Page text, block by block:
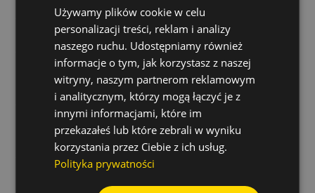
Moc silnika 1100 W
bezpieczeństwa
IP 54
Tarcza
diamentowa
250 x 25,4 x 2,5 mm
Waga brutto
Używamy plików cookie w celu
personalizacji treści, reklam i analizy
naszego ruchu. Udostępniamy również
informacje o tym, jak korzystasz z naszej
witryny, naszym partnerom reklamowym
i analitycznym, którzy mogą łączyć je z
innymi informacjami, które im
przekazałeś lub które zebrali w wyniku
korzystania przez Ciebie z ich usług.
Polityka prywatności